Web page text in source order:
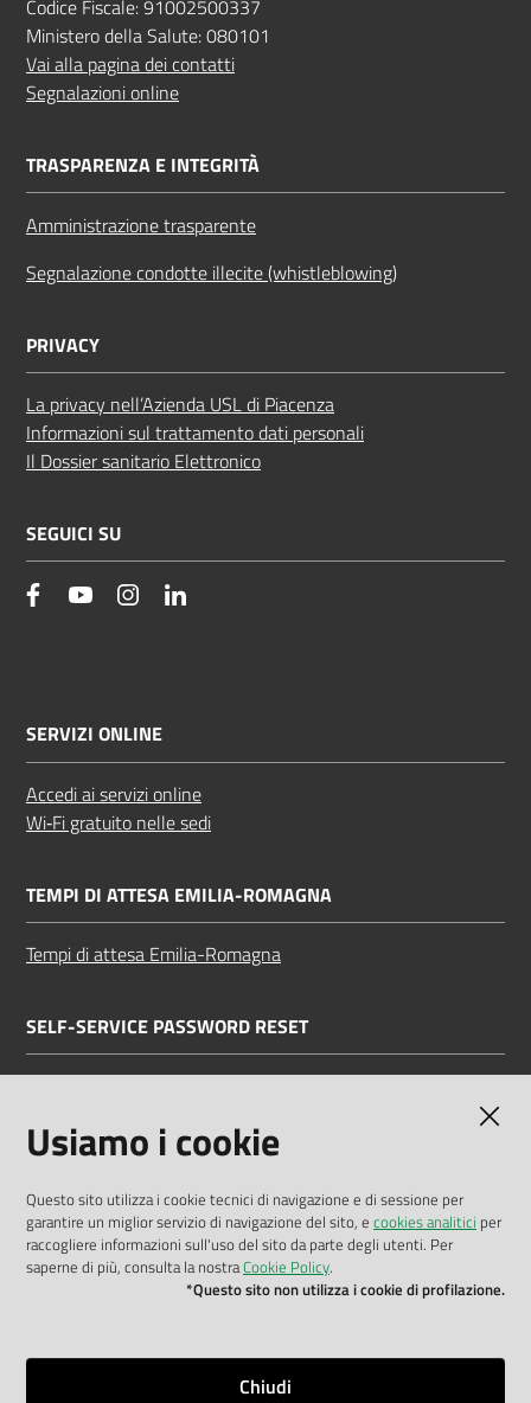
Codice Fiscale: 91002500337
Ministero della Salute: 080101
Vai alla pagina dei contatti
Segnalazioni online
TRASPARENZA E INTEGRITÀ
Amministrazione trasparente
Segnalazione condotte illecite (whistleblowing)
PRIVACY
La privacy nell’Azienda USL di Piacenza
Informazioni sul trattamento dati personali
Il Dossier sanitario Elettronico
SEGUICI SU
facebookYouTube Instagram
SERVIZI ONLINE
Accedi ai servizi online
Wi‑Fi gratuito nelle sedi
TEMPI DI ATTESA EMILIA-ROMAGNA
Tempi di attesa Emilia-Romagna
SELF-SERVICE PASSWORD RESET
Dichiarazione di accessibilità
Privacy policy
Usiamo i cookie
Questo sito utilizza i cookie tecnici di navigazione e di sessione per
garantire un miglior servizio di navigazione del sito, e cookies analitici per
raccogliere informazioni sull'uso del sito da parte degli utenti. Per
saperne di più, consulta la nostraCookie Policy.
*Questo sito non utilizza i cookie di profilazione.
Chiudi